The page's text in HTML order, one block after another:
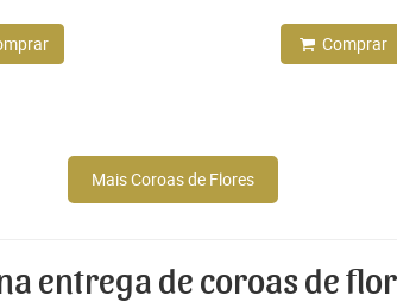
Comprar
Mais Coroas de Flores
entrega de coroas de